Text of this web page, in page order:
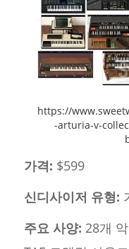
https://
-arturia-v-
가격: $599
신디사이저 유형:
주요 사양: 28개